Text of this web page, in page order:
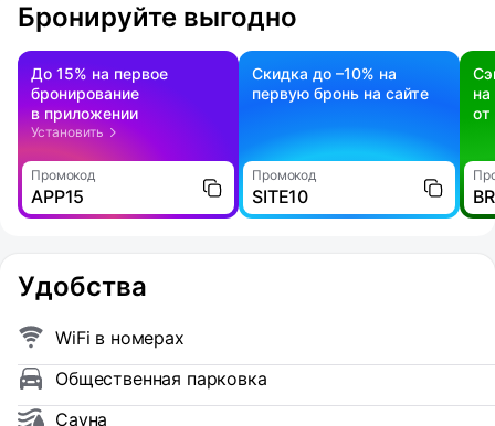
Бронируйте выгодно
До 15% на первое
бронирование
в приложении
Установить
Промокод
APP15
Скидка до –10% на
первую бронь на сайте
Промокод
SITE10
на
Удобства
WiFi в номерах
Общественная парковка
Сауна